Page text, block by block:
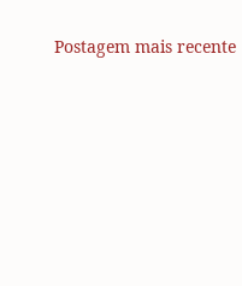
Postagem mais recente